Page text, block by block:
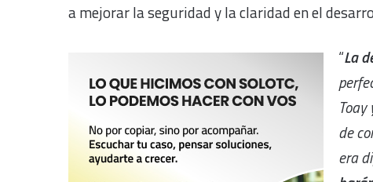
a mejorar la seguridad y la claridad en el
“La
de
era